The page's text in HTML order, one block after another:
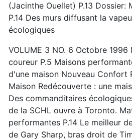
(Jacinthe Ouellet) P.13
P.14 Des murs diffusant la
écologiques
VOLUME 3 NO. 6 Octobre
coureur P.5 Maisons
d'une maison Nouveau Confort
Maison Redécouverte : une
Des commanditaires
de la SCHL ouvre à Toronto.
performantes P.14 Le meilleur
de Gary Sharp, bras droit de